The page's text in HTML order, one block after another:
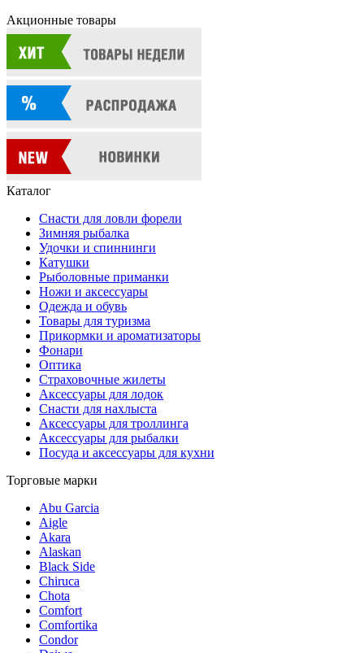
Акционные товары
Каталог
Снасти для ловли форели
Зимняя рыбалка
Удочки и спиннинги
Катушки
Рыболовные приманки
Ножи и аксессуары
Одежда и обувь
Товары для туризма
Прикормки и ароматизаторы
Фонари
Оптика
Страховочные жилеты
Аксессуары для лодок
Снасти для нахлыста
Аксессуары для троллинга
Аксессуары для рыбалки
Посуда и аксессуары для кухни
Торговые марки
Abu Garcia
Aigle
Akara
Alaskan
Black Side
Chiruca
Chota
Comfort
Comfortika
Condor